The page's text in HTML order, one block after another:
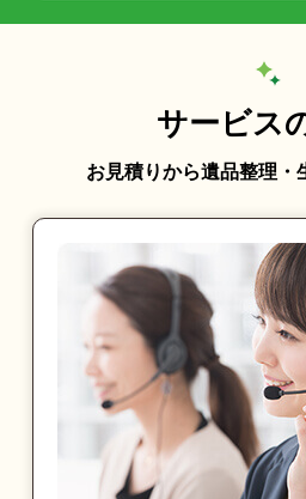
サービス
お見積りから遺品整理・